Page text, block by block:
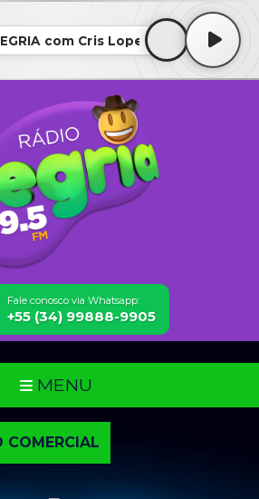
com Cris Lopes
Fale conosco via Whatsapp:
+55 (34) 99888-9905
MENU
COMERCIAL